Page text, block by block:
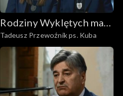
Rodziny Wyklętych mają
głos
Tadeusz Przewoźnik ps. Kuba